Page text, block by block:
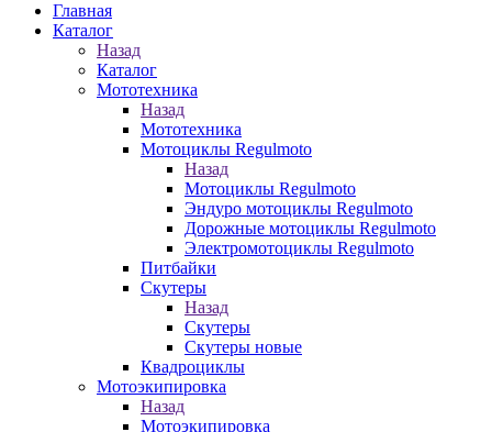
Главная
Каталог
Назад
Каталог
Мототехника
Назад
Мототехника
Мотоциклы Regulmoto
Назад
Мотоциклы Regulmoto
Эндуро мотоциклы Regulmoto
Дорожные мотоциклы Regulmoto
Электромотоциклы Regulmoto
Питбайки
Скутеры
Назад
Скутеры
Скутеры новые
Квадроциклы
Мотоэкипировка
Назад
Мотоэкипировка